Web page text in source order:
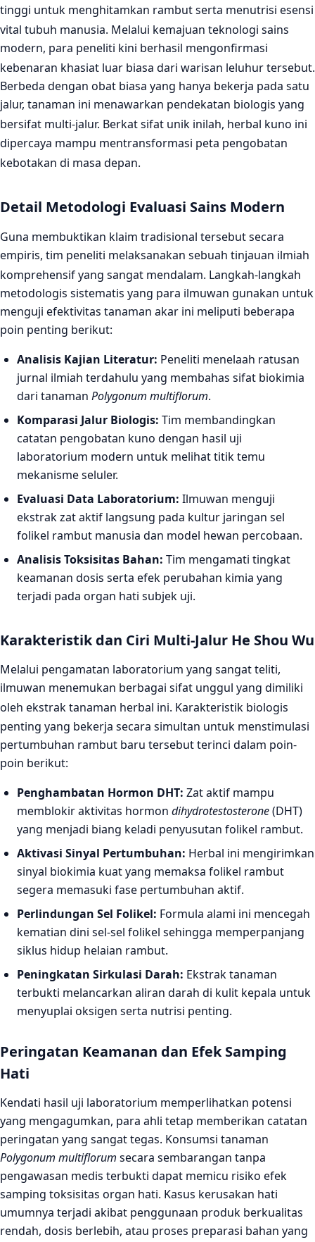
tinggi untuk menghitamkan rambut serta menutrisi esensi
vital tubuh manusia. Melalui kemajuan teknologi sains
modern, para peneliti kini berhasil mengonfirmasi
kebenaran khasiat luar biasa dari warisan leluhur tersebut.
Berbeda dengan obat biasa yang hanya bekerja pada satu
jalur, tanaman ini menawarkan pendekatan biologis yang
bersifat multi-jalur. Berkat sifat unik inilah, herbal kuno ini
dipercaya mampu mentransformasi peta pengobatan
kebotakan di masa depan.
Detail Metodologi Evaluasi Sains Modern
Guna membuktikan klaim tradisional tersebut secara
empiris, tim peneliti melaksanakan sebuah tinjauan ilmiah
komprehensif yang sangat mendalam. Langkah-langkah
metodologis sistematis yang para ilmuwan gunakan untuk
menguji efektivitas tanaman akar ini meliputi beberapa
poin penting berikut:
Analisis Kajian Literatur: Peneliti menelaah ratusan
jurnal ilmiah terdahulu yang membahas sifat biokimia
dari tanaman Polygonum multiflorum.
Komparasi Jalur Biologis: Tim membandingkan
catatan pengobatan kuno dengan hasil uji
laboratorium modern untuk melihat titik temu
mekanisme seluler.
Evaluasi Data Laboratorium: Ilmuwan menguji
ekstrak zat aktif langsung pada kultur jaringan sel
folikel rambut manusia dan model hewan percobaan.
Analisis Toksisitas Bahan: Tim mengamati tingkat
keamanan dosis serta efek perubahan kimia yang
terjadi pada organ hati subjek uji.
Karakteristik dan Ciri Multi-Jalur He Shou Wu
Melalui pengamatan laboratorium yang sangat teliti,
ilmuwan menemukan berbagai sifat unggul yang dimiliki
oleh ekstrak tanaman herbal ini. Karakteristik biologis
penting yang bekerja secara simultan untuk menstimulasi
pertumbuhan rambut baru tersebut terinci dalam poin-
poin berikut:
Penghambatan Hormon DHT: Zat aktif mampu
memblokir aktivitas hormon dihydrotestosterone(DHT)
yang menjadi biang keladi penyusutan folikel rambut.
Aktivasi Sinyal Pertumbuhan: Herbal ini mengirimkan
sinyal biokimia kuat yang memaksa folikel rambut
segera memasuki fase pertumbuhan aktif.
Perlindungan Sel Folikel: Formula alami ini mencegah
kematian dini sel-sel folikel sehingga memperpanjang
siklus hidup helaian rambut.
Peningkatan Sirkulasi Darah: Ekstrak tanaman
terbukti melancarkan aliran darah di kulit kepala untuk
menyuplai oksigen serta nutrisi penting.
Peringatan Keamanan dan Efek Samping
Hati
Kendati hasil uji laboratorium memperlihatkan potensi
yang mengagumkan, para ahli tetap memberikan catatan
peringatan yang sangat tegas. Konsumsi tanaman
Polygonum multiflorum secara sembarangan tanpa
pengawasan medis terbukti dapat memicu risiko efek
samping toksisitas organ hati. Kasus kerusakan hati
umumnya terjadi akibat penggunaan produk berkualitas
rendah, dosis berlebih, atau proses preparasi bahan yang